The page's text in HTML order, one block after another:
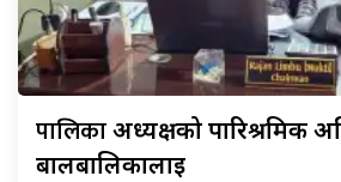
पालिकाअध्यक्षको पारिश्रमिक
बालबालिकालाई